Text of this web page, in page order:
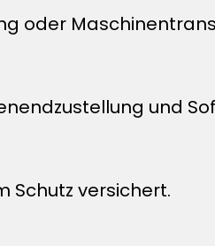
oder
und
Schutz versichert.